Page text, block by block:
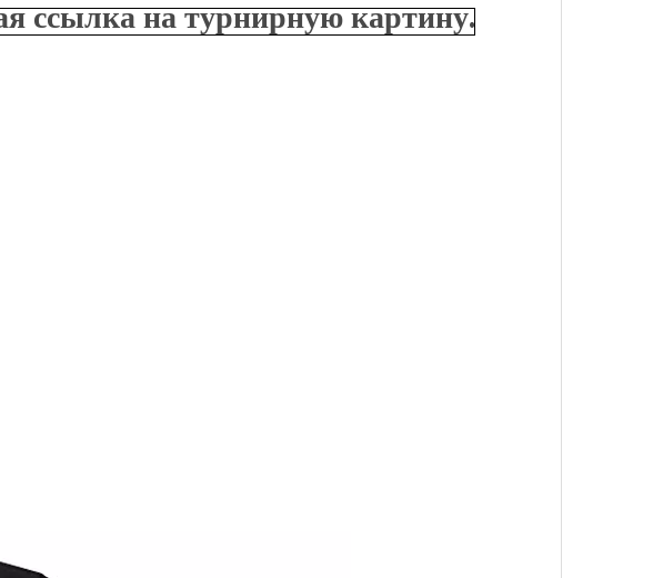
ссылка на турнирную картину.